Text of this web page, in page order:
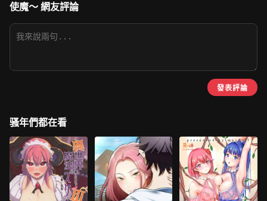
使魔～ 網友評論
發表評論
骚年們都在看